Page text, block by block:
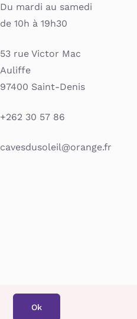
Du mardi au samedi
de 10h à 19h30
53 rue Victor Mac
Auliffe
97400 Saint-Denis
+262 30 57 86
cavesdusoleil@orange.fr
Ok